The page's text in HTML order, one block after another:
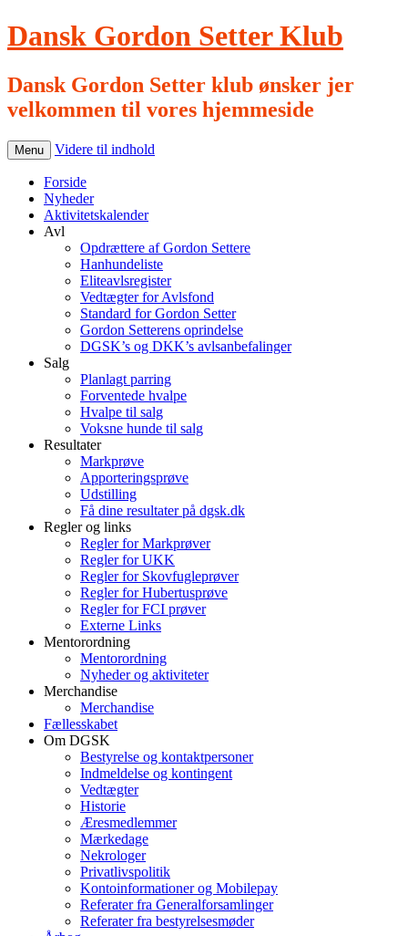
Dansk Gordon Setter Klub
Dansk Gordon Setter klub ønsker jer
velkommen til vores hjemmeside
Menu Videre til indhold
Forside
Nyheder
Aktivitetskalender
Avl
Opdrættere af Gordon Settere
Hanhundeliste
Eliteavlsregister
Vedtægter for Avlsfond
Standard for Gordon Setter
Gordon Setterens oprindelse
DGSK’s og DKK’s avlsanbefalinger
Salg
Planlagt parring
Forventede hvalpe
Hvalpe til salg
Voksne hunde til salg
Resultater
Markprøve
Apporteringsprøve
Udstilling
Få dine resultater på dgsk.dk
Regler og links
Regler for Markprøver
Regler for UKK
Regler for Skovfugleprøver
Regler for Hubertusprøve
Regler for FCI prøver
Externe Links
Mentorordning
Mentorordning
Nyheder og aktiviteter
Merchandise
Merchandise
Fællesskabet
Om DGSK
Bestyrelse og kontaktpersoner
Indmeldelse og kontingent
Vedtægter
Historie
Æresmedlemmer
Mærkedage
Nekrologer
Privatlivspolitik
Kontoinformationer og Mobilepay
Referater fra Generalforsamlinger
Referater fra bestyrelsesmøder